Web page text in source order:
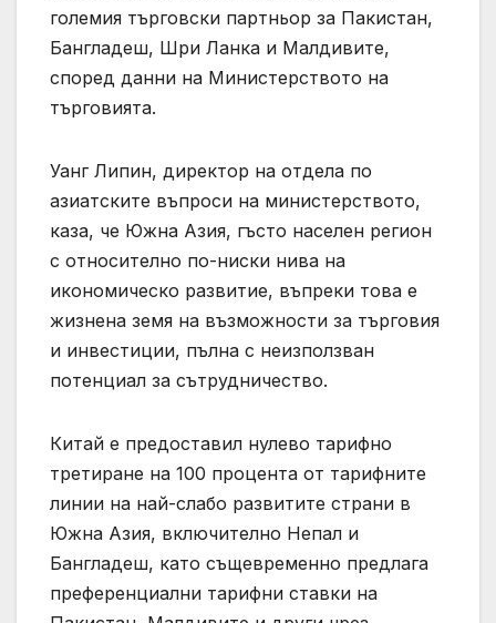
големия търговски партньор за Пакистан,
Бангладеш, Шри Ланка и Малдивите,
според данни на Министерството на
търговията.
Уанг Липин, директор на отдела по
азиатските въпроси на министерството,
каза, че Южна Азия, гъсто населен регион
с относително по-ниски нива на
икономическо развитие, въпреки това е
жизнена земя на възможности за търговия
и инвестиции, пълна с неизползван
потенциал за сътрудничество.
Китай е предоставил нулево тарифно
третиране на 100 процента от тарифните
линии на най-слабо развитите страни в
Южна Азия, включително Непал и
Бангладеш, като същевременно предлага
преференциални тарифни ставки на